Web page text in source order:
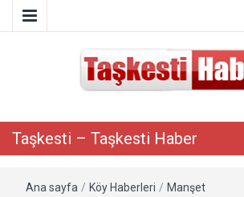
Taşkesti – Taşkesti Haber
Ana sayfa / Köy Haberleri / Manşet